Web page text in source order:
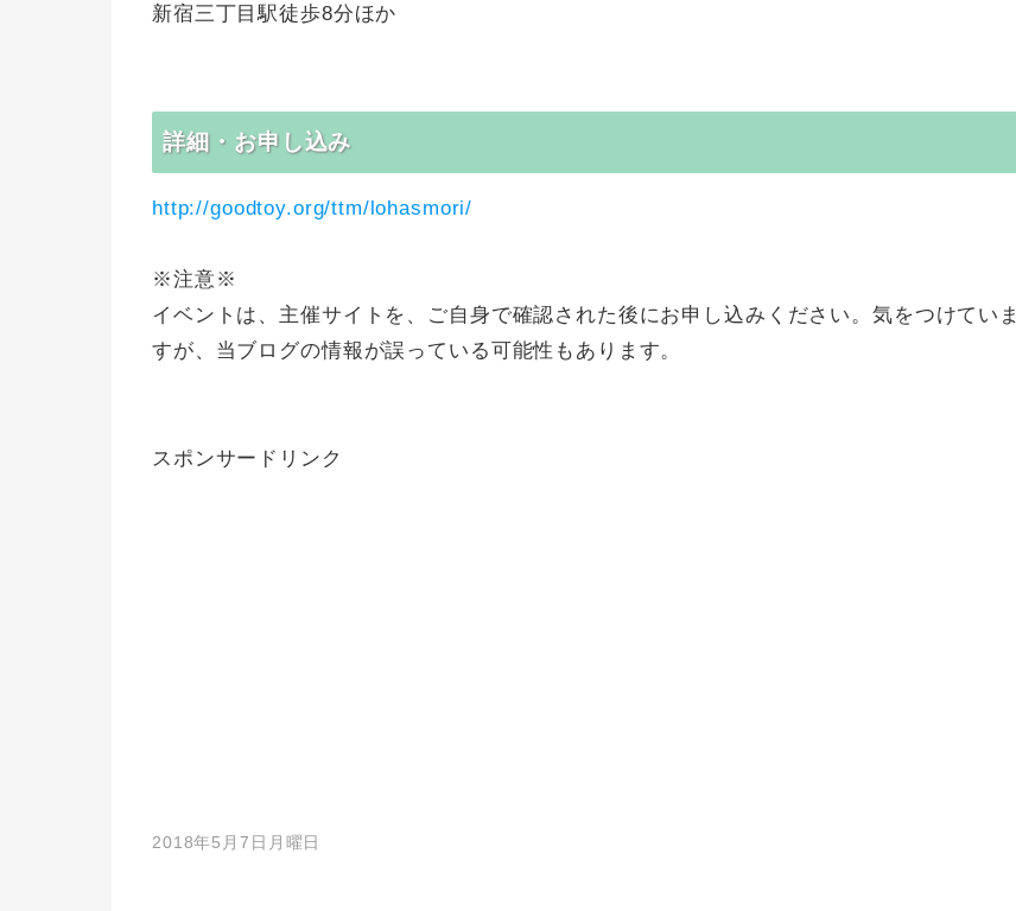
新宿三丁目駅徒歩8分ほか
詳細・お申し込み
http://goodtoy.org/ttm/lohasmori/
※注意※
イベントは、主催サイトを、ご自身で確認された後にお申し込みください。気をつけていま
すが、当ブログの情報が誤っている可能性もあります。
スポンサードリンク
2018年5月7日月曜日